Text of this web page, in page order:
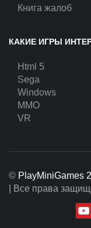
Книга жалоб
КАКИЕ ИГРЫ
Html 5
Sega
Windows
MMO
VR
© PlayMiniGames
| Все права